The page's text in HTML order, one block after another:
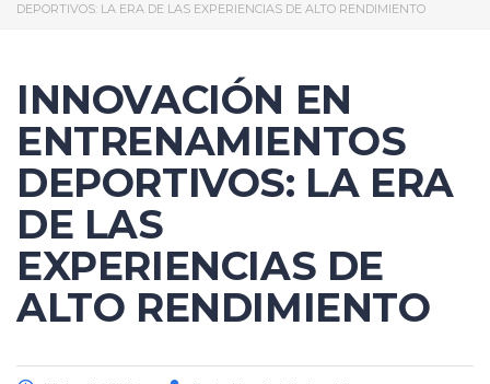
DEPORTIVOS: LA ERA DE LAS EXPERIENCIAS DE ALTO RENDIMIENTO
INNOVACIÓN EN
ENTRENAMIENTOS
DEPORTIVOS: LA ERA
DE LAS
EXPERIENCIAS DE
ALTO RENDIMIENTO